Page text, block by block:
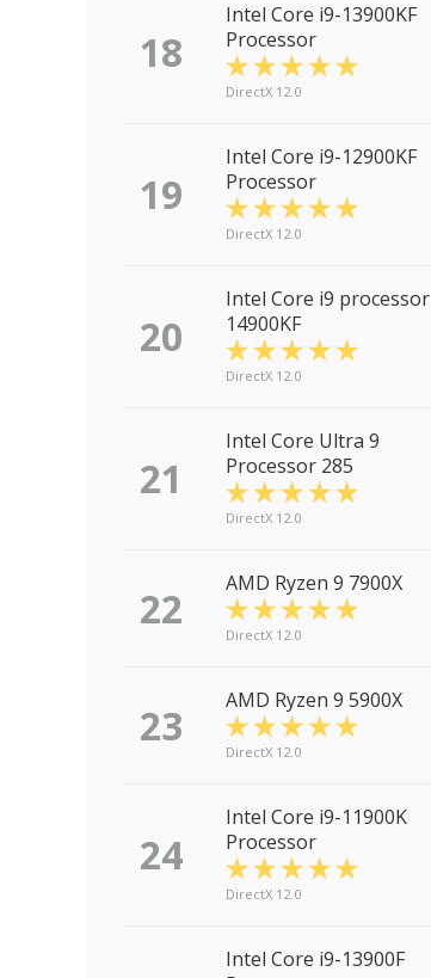
18
Intel Core i9-13900KF
Processor
DirectX 12.0
19
Intel Core i9-12900KF
Processor
DirectX 12.0
20
Intel Core i9 processor
14900KF
DirectX 12.0
21
Intel Core Ultra 9
Processor 285
DirectX 12.0
22 AMD Ryzen 9 7900X
DirectX 12.0
23 AMD Ryzen 9 5900X
DirectX 12.0
24
Intel Core i9-11900K
Processor
DirectX 12.0
Intel Core i9-13900F